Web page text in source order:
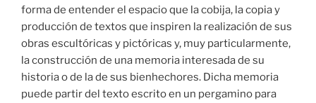
forma de entender el espacio que la cobija, la copia y
producción de textos que inspiren la realización de sus
obras escultóricas y pictóricas y, muy particularmente,
la construcción de una memoria interesada de su
historia o de la de sus bienhechores. Dicha memoria
puede partir del texto escrito en un pergamino para